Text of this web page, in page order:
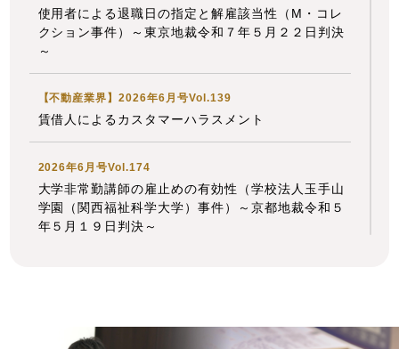
『エルダー』
【知っておきたい労働法Q&A】「第96回 雇用外の
性」の論文を、企業法務担当執行役員・弁護士 家永
勲、シニアアソシエイト・弁護士 髙木 勝瑛が執筆
しました。
独立行政法人 高齢・障害・求職者雇用支援機構
2026年7月1日〈発行〉
「介護施設を取り巻く法律問題の今」『第177回
使用者による退職日の指定と解雇該当性（M・コレ
クション事件）～東京地裁令和７年５月２２日判決
～
【不動産業界】2026年6月号Vol.139
賃借人によるカスタマーハラスメント
2026年6月号Vol.174
大学非常勤講師の雇止めの有効性（学校法人玉手山
学園（関西福祉科学大学）事件）～京都地裁令和５
年５月１９日判決～
【不動産業界】2026年5月号Vol.138